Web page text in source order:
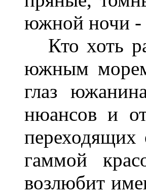
южной ночи -
Кто хоть
южным
глаз
нюансов и
переходящих
гаммой
возлюбит